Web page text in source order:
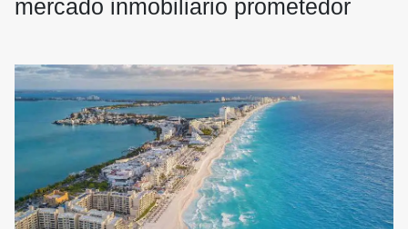
mercado inmobiliario prometedor